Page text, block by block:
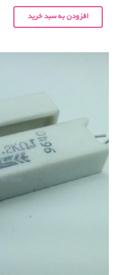
افزودن به سبد خرید